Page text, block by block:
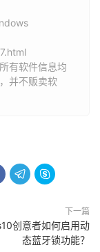
有软件信息均
并不贩卖软
 
下一篇
创意者如何启用动
态蓝牙锁功能？